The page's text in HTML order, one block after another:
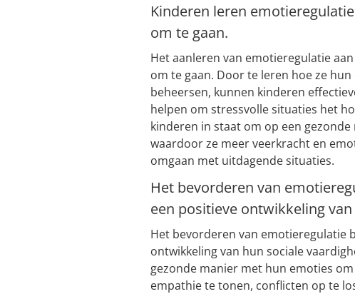
Kinderen leren
om te gaan.
Het aanleren van emotieregulatie
om te gaan. Door te leren hoe ze
beheersen, kunnen kinderen
helpen om stressvolle situaties het
kinderen in staat om op een
waardoor ze meer veerkracht en
omgaan met uitdagende situaties.
Het bevorderen van
een positieve ontwikkeling
Het bevorderen van emotieregulatie
ontwikkeling van hun sociale
gezonde manier met hun emoties
empathie te tonen, conflicten op te